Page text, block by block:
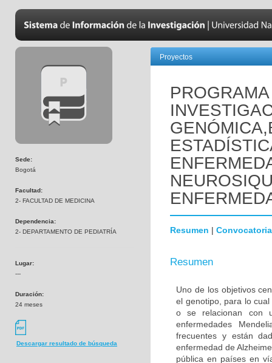
Sede:
Bogotá
Facultad:
2- FACULTAD DE MEDICINA
Dependencia:
2- DEPARTAMENTO DE PEDIATRÍA
Lugar:
---
Duración:
24 meses
Descargar resultado de búsqueda
Proyectos
Resumen | Convocatoria
Resumen
Uno de los objetivos
el genotipo, para lo
o se relacionan con
enfermedades
frecuentes y están
enfermedad de
pública en países en